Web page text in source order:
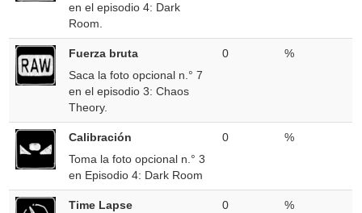
en el episodio 4: Dark
Room.
Fuerza bruta
Saca la foto opcional n.° 7
en el episodio 3: Chaos
Theory.
0 %
Calibración
Toma la foto opcional n.° 3
en Episodio 4: Dark Room
0 %
Time Lapse
0 %